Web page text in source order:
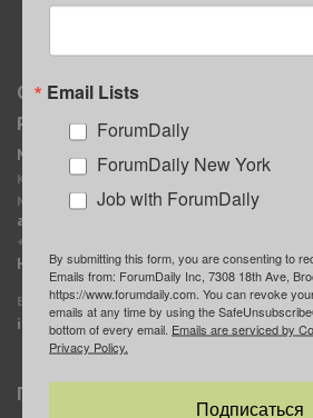
О нас
Реклама
MediaKit
Контактное лицо:
Марина Баранчук
ad@forumdaily.com
+1 347-604-1261
Наши рекламодатели
E-mail редакции:
info@forumdaily.com
Подписка
Email Lists
ForumDaily
ForumDaily New York
Job with ForumDaily
By submitting this form, you are consenting to
Emails from: ForumDaily Inc, 7308 18th Ave,
https://www.forumdaily.com. You can revoke
emails at any time by using the
bottom of every email. Emails are serviced by
Privacy Policy.
Подписаться